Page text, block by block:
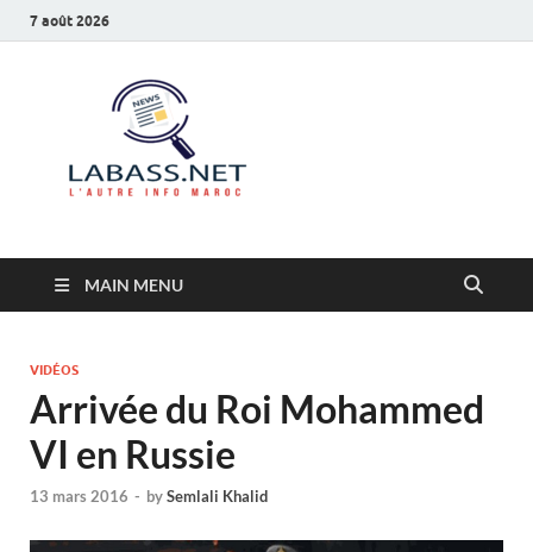
7 août 2026
MAIN MENU
VIDÉOS
Arrivée du Roi Mohammed
VI en Russie
13 mars 2016 - bySemlali Khalid